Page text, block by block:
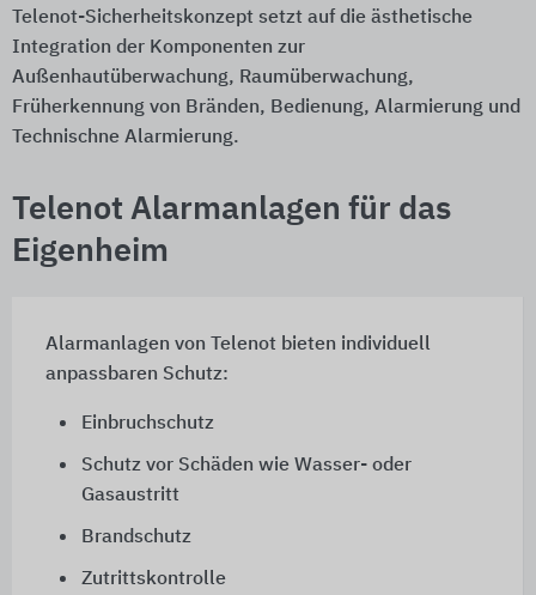
Telenot-Sicherheitskonzept setzt auf die ästhetische
Integration der Komponenten zur
Außenhautüberwachung, Raumüberwachung,
Früherkennung von Bränden, Bedienung, Alarmierung und
Technischne Alarmierung.
Telenot Alarmanlagen für das
Eigenheim
Alarmanlagen von Telenot bieten individuell
anpassbaren Schutz:
Einbruchschutz
Schutz vor Schäden wie Wasser- oder
Gasaustritt
Brandschutz
Zutrittskontrolle